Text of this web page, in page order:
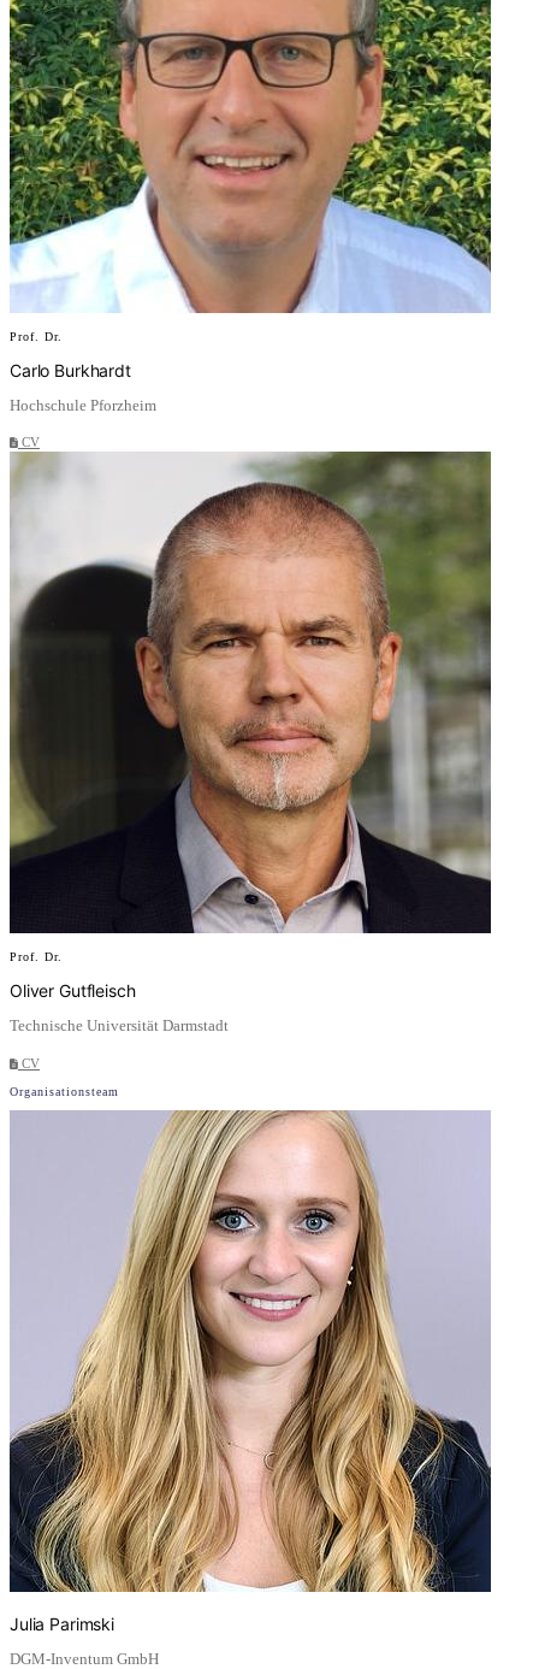
Prof. Dr.
Carlo Burkhardt
Hochschule Pforzheim
CV
Prof. Dr.
Oliver Gutfleisch
Technische Universität Darmstadt
CV
Organisationsteam
Julia Parimski
DGM-Inventum GmbH